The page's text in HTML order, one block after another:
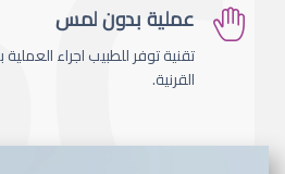
عملية بدون لمس
تقنية توفر للطبيب اجراء
القرنية.